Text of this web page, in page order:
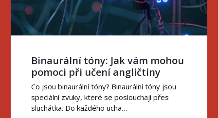
Binaurální tóny: Jak vám mohou
pomoci při učení angličtiny
Co jsou binaurální tóny? Binaurální tóny jsou
speciální zvuky, které se poslouchají přes
sluchátka. Do každého ucha…